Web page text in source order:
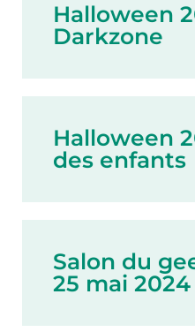
Halloween
Darkzone
Halloween
des enfants
Salon du
25 mai 2024